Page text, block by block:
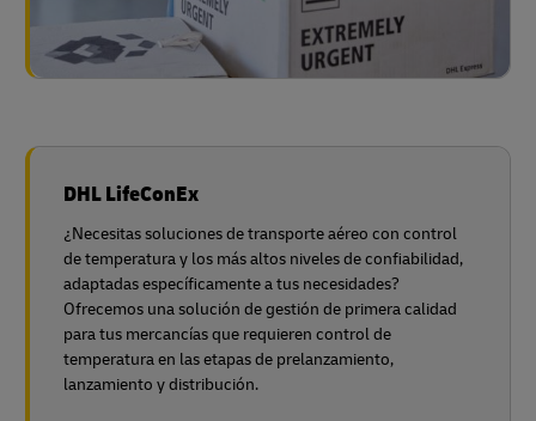
DHL LifeConEx
¿Necesitas soluciones de transporte aéreo con control
de temperatura y los más altos niveles de confiabilidad,
adaptadas específicamente a tus necesidades?
Ofrecemos una solución de gestión de primera calidad
para tus mercancías que requieren control de
temperatura en las etapas de prelanzamiento,
lanzamiento y distribución.